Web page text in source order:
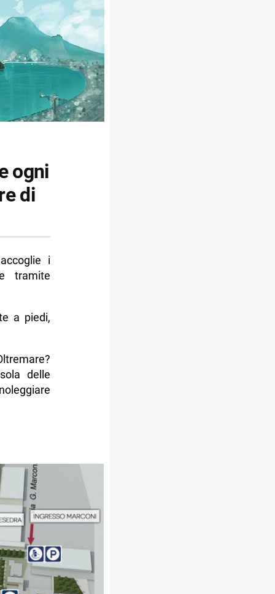
ogni
di
i
tramite
a piedi,
delle